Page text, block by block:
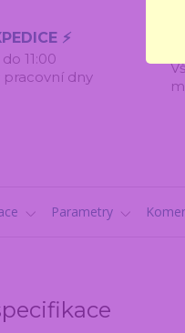
⚡
11:00
dny
Parametry